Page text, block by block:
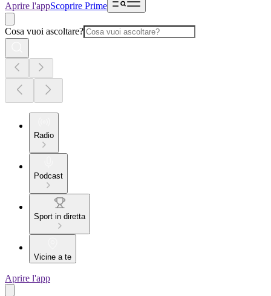
Aprire l'appScoprire Prime
Cosa vuoi ascoltare?
Radio
Podcast
Sport in diretta
Vicine a te
Aprire l'app